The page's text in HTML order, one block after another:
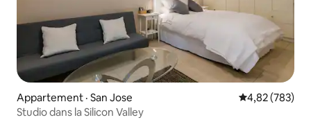
Appartement · San Jose Note
4,82 (783)
Studio dans la Silicon Valley